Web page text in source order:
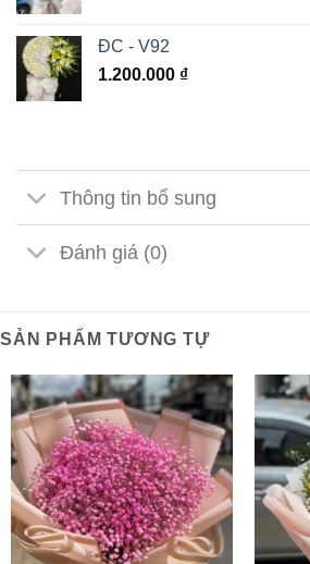
ĐC - V92
1.200.000 ₫
Thông tin bổ sung
Đánh giá (0)
SẢN PHẨM TƯƠNG TỰ